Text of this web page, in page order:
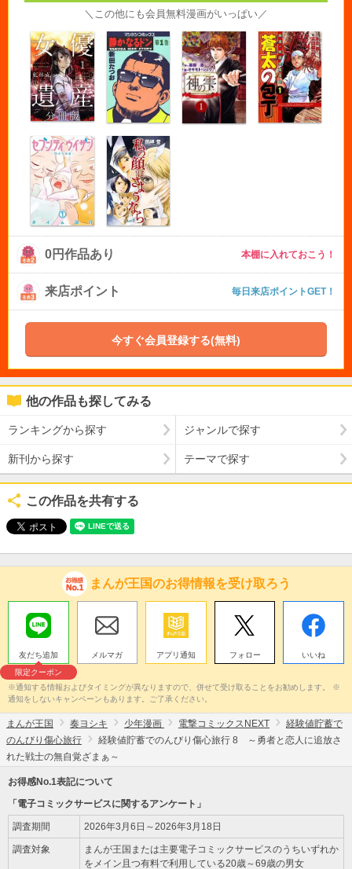
＼この他にも会員無料漫画がいっぱい／
0円作品あり 本棚に入れておこう！
来店ポイント 毎日来店ポイントGET！
今すぐ会員登録する(無料)
他の作品も探してみる
ランキングから探す ジャンルで探す
新刊から探す テーマで探す
この作品を共有する
まんが王国のお得情報を受け取ろう
友だち追加
限定クーポン
メルマガ アプリ通知 フォロー いいね
※通知する情報およびタイミングが異なりますので、併せて受け取ることをお勧めします。 ※
通知をしないキャンペーンもあります。ご了承ください。
まんが王国 奏ヨシキ 少年漫画 電撃コミックスNEXT
経験値貯蓄で
のんびり傷心旅行
経験値貯蓄でのんびり傷心旅行 8 ～勇者と恋人に追放さ
れた戦士の無自覚ざまぁ～
お得感No.1表記について
「電子コミックサービスに関するアンケート」
調査期間 2026年3月6日～2026年3月18日
調査対象
まんが王国または主要電子コミックサービスのうちいずれか
をメイン且つ有料で利用している20歳～69歳の男女